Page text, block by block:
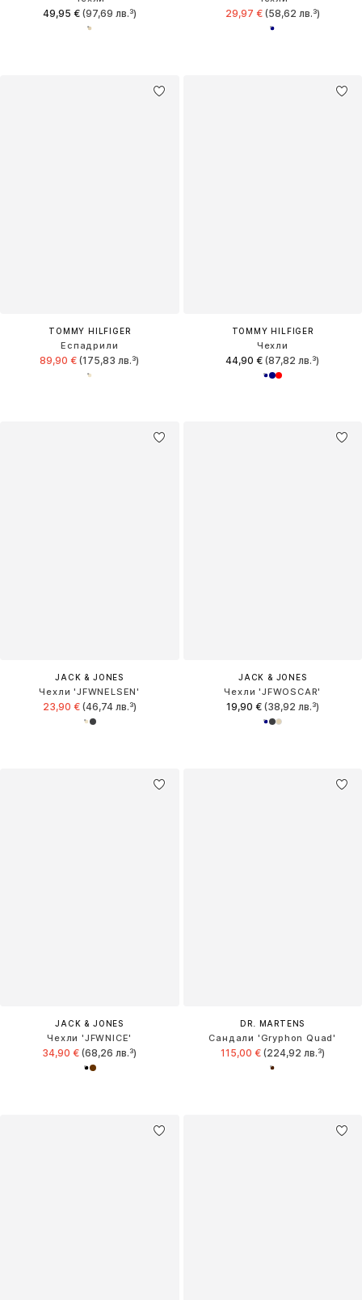
49,95 €(97,69 лв.³) 29,97 €(58,62 лв.³)
TOMMY HILFIGER
Еспадрили
89,90 € (175,83 лв.³)
TOMMY HILFIGER
Чехли
44,90 € (87,82 лв.³)
JACK & JONES
Чехли 'JFWNELSEN'
23,90 €(46,74 лв.³)
JACK & JONES
Чехли 'JFWOSCAR'
19,90 €(38,92 лв.³)
JACK & JONES
Чехли 'JFWNICE'
34,90 € (68,26 лв.³)
DR. MARTENS
Сандали 'Gryphon Quad'
115,00 €(224,92 лв.³)